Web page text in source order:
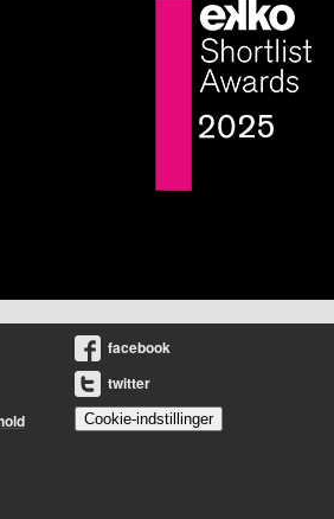
facebook
twitter
Cookie-indstillinger